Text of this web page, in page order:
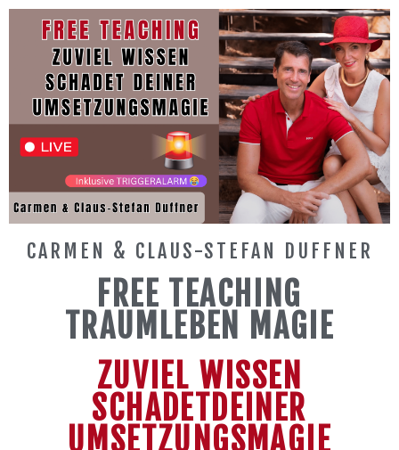
CARMEN & CLAUS-STEFAN DUFFNER
FREE TEACHING
TRAUMLEBEN MAGIE
ZUVIEL WISSEN
SCHADETDEINER
UMSETZUNGSMAGIE